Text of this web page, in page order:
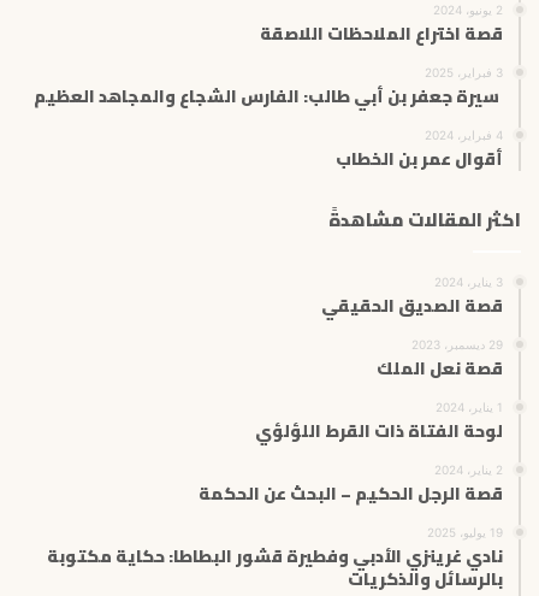
2 يونيو، 2024
قصة اختراع الملاحظات اللاصقة
3 فبراير، 2025
سيرة جعفر بن أبي طالب: الفارس الشجاع والمجاهد العظيم
4 فبراير، 2024
أقوال عمر بن الخطاب
اكثر المقالات مشاهدةً
3 يناير، 2024
قصة الصديق الحقيقي
29 ديسمبر، 2023
قصة نعل الملك
1 يناير، 2024
لوحة الفتاة ذات القرط اللؤلؤي
2 يناير، 2024
قصة الرجل الحكيم – البحث عن الحكمة
19 يوليو، 2025
نادي غرينزي الأدبي وفطيرة قشور البطاطا: حكاية مكتوبة
بالرسائل والذكريات